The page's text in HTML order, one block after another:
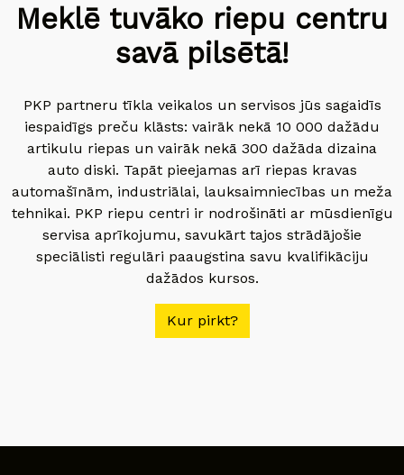
Meklē tuvāko riepu centru
savā pilsētā!
PKP partneru tīkla veikalos un servisos jūs sagaidīs
iespaidīgs preču klāsts: vairāk nekā 10 000 dažādu
artikulu riepas un vairāk nekā 300 dažāda dizaina
auto diski. Tapāt pieejamas arī riepas kravas
automašīnām, industriālai, lauksaimniecības un meža
tehnikai. PKP riepu centri ir nodrošināti ar mūsdienīgu
servisa aprīkojumu, savukārt tajos strādājošie
speciālisti regulāri paaugstina savu kvalifikāciju
dažādos kursos.
Kur pirkt?